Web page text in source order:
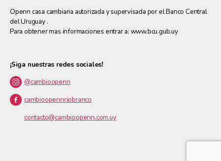
Openn casa cambiaria autorizada y supervisada por el Banco Central
del Uruguay .
Para obtener mas informaciones entrar a: www.bcu.gub.uy
¡Siga nuestras redes sociales!
@cambioopenn
cambioopennriobranco
contacto@cambioopenn.com.uy